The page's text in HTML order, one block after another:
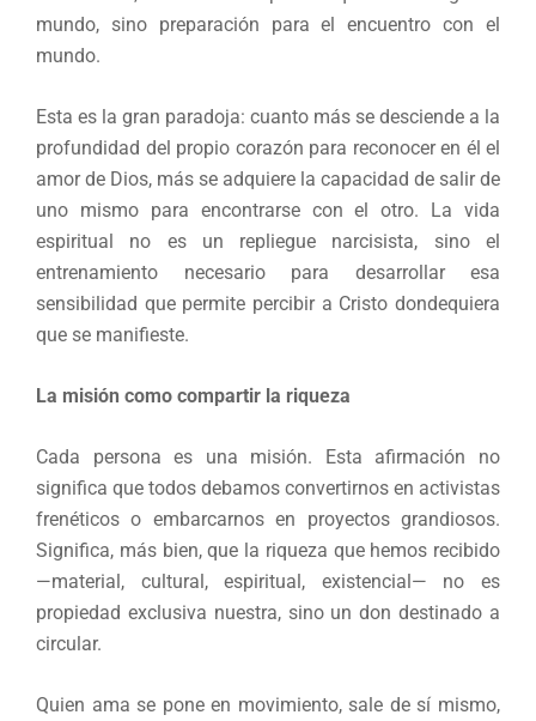
mundo, sino preparación para el encuentro con el
mundo.
Esta es la gran paradoja: cuanto más se desciende a la
profundidad del propio corazón para reconocer en él el
amor de Dios, más se adquiere la capacidad de salir de
uno mismo para encontrarse con el otro. La vida
espiritual no es un repliegue narcisista, sino el
entrenamiento necesario para desarrollar esa
sensibilidad que permite percibir a Cristo dondequiera
que se manifieste.
La misión como compartir la riqueza
Cada persona es una misión. Esta afirmación no
significa que todos debamos convertirnos en activistas
frenéticos o embarcarnos en proyectos grandiosos.
Significa, más bien, que la riqueza que hemos recibido
—material, cultural, espiritual, existencial— no es
propiedad exclusiva nuestra, sino un don destinado a
circular.
Quien ama se pone en movimiento, sale de sí mismo,